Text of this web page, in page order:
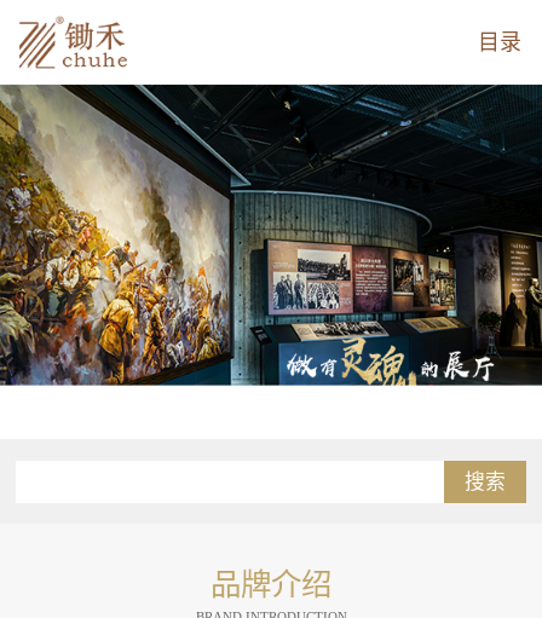
目录
搜索
品牌介绍